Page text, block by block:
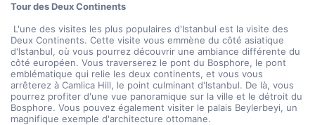
Tour des Deux Continents
Deux Continents. Cette visite vous emmène du côté asiatique
d'Istanbul, où vous pourrez découvrir une ambiance différente du
côté européen. Vous traverserez le pont du Bosphore, le pont
emblématique qui relie les deux continents, et vous vous
arrêterez à Camlica Hill, le point culminant d'Istanbul. De là, vous
pourrez profiter d'une vue panoramique sur la ville et le détroit du
Bosphore. Vous pouvez également visiter le palais Beylerbeyi, un
magnifique exemple d'architecture ottomane.